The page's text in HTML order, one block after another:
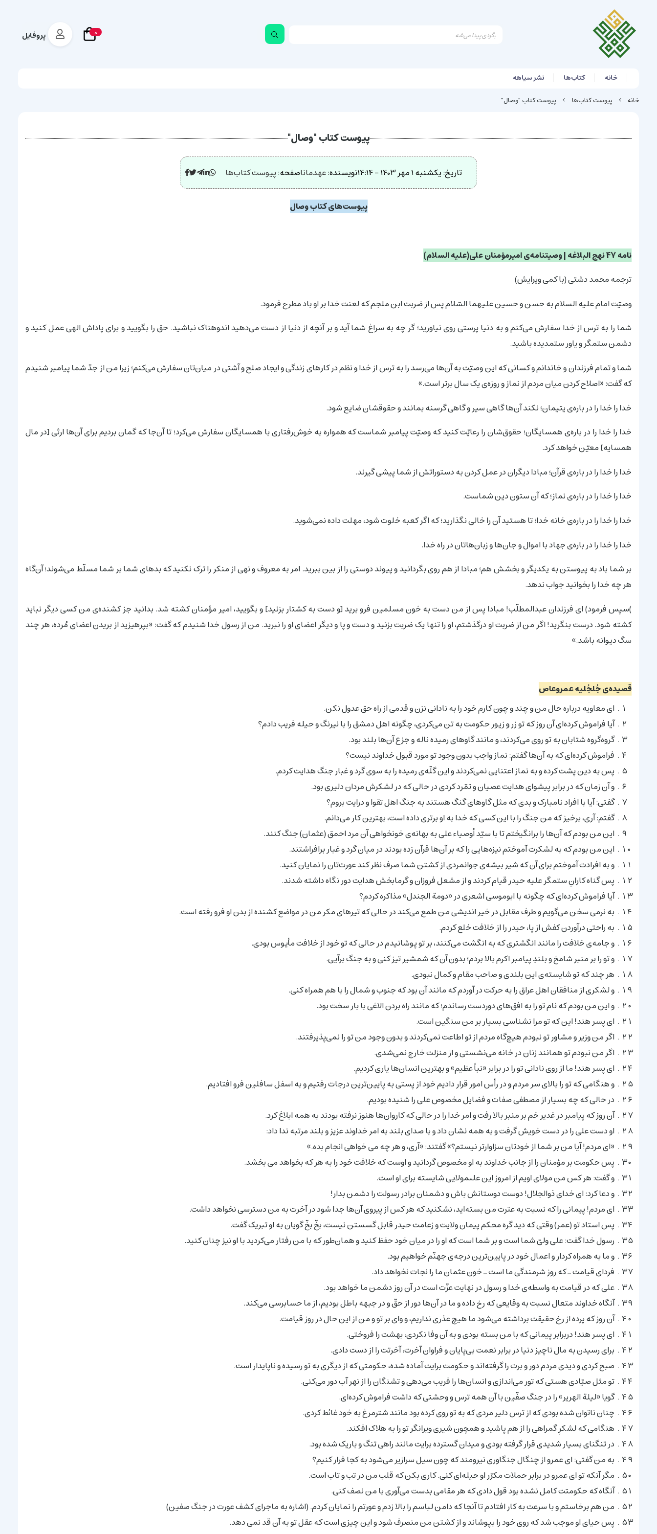
0 پروفایل
خانه کتاب‌ها
نشر سیاهه
خانه
پیوست کتاب‌ها پیوست کتاب "وصال"
پیوست کتاب "وصال"
تاریخ:یکشنبه 1 مهر 1403 - 14:14 نویسنده:عهدماناصفحه:پیوست کتاب‌ها
پیوست‌های کتاب وصال
نامه 47 نهج البلاغه | وصیتنامه‌ی امیرمؤمنان علی(علیه السلام)
ترجمه محمد دشتی (با کمی ویرایش)
وصیّت امام علیه السلام به حسن و حسین علیهما السّلام پس از ضربت ابن ملجم که لعنت خدا بر او باد مطرح فرمود.
شما را به ترس از خدا سفارش می‌کنم و به دنیا پرستی روی نیاورید؛ گر چه به سراغ شما آید و بر آنچه از دنیا از دست می‌دهید اندوهناک نباشید. حق را بگویید و برای پاداش الهی عمل کنید و
دشمن ستمگر و یاور ستمدیده باشید.
شما و تمام فرزندان و خاندانم و کسانی که این وصیّت به آن‌ها می‌رسد را به ترس از خدا و نظم در کارهای زندگی و ایجاد صلح و آشتی در میان‌تان سفارش می‌کنم؛ زیرا من از جدّ شما پیامبر شنیدم
که گفت: «اصلاح کردن میان مردم از نماز و روزه‌ی یک سال برتر است.»
خدا را خدا را در باره‌ی یتیمان؛ نکند آن‌ها گاهی سیر و گاهی گرسنه بمانند و حقوقشان ضایع شود.
خدا را خدا را در باره‌ی همسایگان؛ حقوق‌شان را رعایّت کنید که وصیّت پیامبر شماست که همواره به خوش‌رفتاری با همسایگان سفارش می‌کرد؛ تا آن‌جا که گمان بردیم برای آن‌ها ارثی [در مال
همسایه] معیّن خواهد کرد.
خدا را خدا را در باره‌ی قرآن؛ مبادا دیگران در عمل کردن به دستوراتش از شما پیشی گیرند.
خدا را خدا را در باره‌ی نماز؛ که آن ستون دین شماست.
خدا را خدا را در باره‌ی خانه خدا؛ تا هستید آن را خالی نگذارید؛ که اگر کعبه خلوت شود، مهلت داده نمی‌شوید.
خدا را خدا را در باره‌ی جهاد با اموال و جان‌ها و زبان‌هاتان در راه خدا.
بر شما باد به پیوستن به یکدیگر و بخشش هم؛ مبادا از هم روی بگردانید و پیوند دوستی را از بین ببرید. امر به معروف و نهی از منکر را ترک نکنید که بدهای شما بر شما مسلّط می‌شوند؛ آن‌گاه
هر چه خدا را بخوانید جواب ندهد.
)سپس فرمود) ای فرزندان عبدالمطلّب! مبادا پس از من دست به خون مسلمین فرو برید [و دست به کشتار بزنید] و بگویید، امیر مؤمنان کشته شد. بدانید جز کشنده‌ی من کسی دیگر نباید
کشته شود. درست بنگرید! اگر من از ضربت او درگذشتم، او را تنها یک ضربت بزنید و دست و پا و دیگر اعضای او را نبرید. من از رسول خدا شنیدم که گفت: «بپرهیزید از بریدن اعضای مُرده، هر چند
سگ دیوانه باشد.»
قصیده‌ی جُلجُلیه عمروعاص
اى معاویه درباره حال من و چند و چون کارم خود را به نادانى نزن و قدمى از راه حق عدول نکن.
آیا فراموش کرده‌اى آن روز که تو زر و زیور حکومت به تن مى‌کردى، چگونه اهل دمشق را با نیرنگ و حیله فریب دادم؟
گروه‌گروه شتابان به تو روى مى‌کردند، و مانند گاوهاى رمیده ناله و جزع آن‌ها بلند بود.
فراموش کرده‌اى که به آن‌ها گفتم: نماز واجب بدون وجود تو مورد قبول خداوند نیست؟
پس به دین پشت کرده و به نماز اعتنایى نمى‌کردند و این گلّه‌ی رمیده را به سوى گرد و غبار جنگ هدایت کردم.
و آن زمان که در برابر پیشواى هدایت عصیان و تمّرد کردى در حالى که در لشکرش مردان دلیرى بود.
گفتى: آیا با افراد نامبارک و بدى که مثل گاوهاى گنگ هستند به جنگ اهل تقوا و درایت بروم؟
گفتم: آرى، برخیز که من جنگ را با این کسى که خدا به او برترى داده است، بهترین کار مى‌دانم.
این من بودم که آن‌ها را برانگیختم تا با سیّد أوصیاء على به بهانه‌ی خونخواهى آن مرد احمق (عثمان) جنگ کنند.
این من بودم که به لشکرت آموختم نیزه‌هایى را که بر آن‌ها قرآن زده بودند در میان گرد و غبار برافراشتند.
و به افرادت آموختم براى آن که شیر بیشه‌ی جوانمردى از کشتن شما صرف نظر کند عورت‌تان را نمایان کنید.
پس گناه کارانِ ستمگر علیه حیدر قیام کردند و از مشعل فروزان و گرمابخش هدایت دور نگاه داشته شدند.
آیا فراموش کرده‌اى که چگونه با ابوموسى اشعرى در «دومة الجندل» مذاکره کردم؟
به نرمى سخن مى‌گویم و طرف مقابل در خیر اندیشى من طمع مى‌کند در حالى که تیرهاى مکر من در مواضع کشنده از بدن او فرو رفته است.
به راحتى درآوردن کفش از پا، حیدر را از خلافت خلع کردم.
و جامه‌ی خلافت را مانند انگشترى که به انگشت مى‌کنند، بر تو پوشانیدم در حالى که تو خود از خلافت مأیوس بودى.
و تو را بر منبر شامخ و بلندِ پیامبر اکرم بالا بردم؛ بدون آن که شمشیر تیز کنى و به جنگ برآیى.
هر چند که تو شایسته‌ی این بلندى و صاحب مقام و کمال نبودى.
و لشکرى از منافقان اهل عراق را به حرکت در آوردم که مانند آن بود که جنوب و شمال را با هم همراه کنى.
و این من بودم که نام تو را به افق‌هاى دوردست رساندم؛ که مانند راه بردن الاغى با بار سخت بود.
اى پسر هند! این که تو مرا نشناسى بسیار بر من سنگین است.
اگر من وزیر و مشاور تو نبودم هیچ‌گاه مردم از تو اطاعت نمى‌کردند و بدون وجود من تو را نمى‌پذیرفتند.
اگر من نبودم تو همانند زنان در خانه مى‌نشستى و از منزلت خارج نمى‌شدى.
اى پسر هند! ما از روى نادانى تو را در برابر «نبأ عظیم» و بهترین انسان‌ها یارى کردیم.
و هنگامى که تو را بالاى سر مردم و در رأس امور قرار دادیم خود از پستى به پایین‌ترین درجات رفتیم و به اسفل سافلین فرو افتادیم.
در حالى که چه بسیار از مصطفى صفات و فضایل مخصوص على را شنیده بودیم.
آن روز که پیامبر در غدیر خم بر منبر بالا رفت و امر خدا را در حالى که کاروان‌ها هنوز نرفته بودند به همه ابلاغ کرد.
او دست على را در دست خویش گرفت و به همه نشان داد و با صداى بلند به امر خداوند عزیز و بلند مرتبه ندا داد:
«اى مردم! آیا من بر شما از خودتان سزاوارتر نیستم؟» گفتند: «آرى، و هر چه مى خواهى انجام بده.»
پس حکومت بر مؤمنان را از جانب خداوند به او مخصوص گردانید و اوست که خلافت خود را به هر که بخواهد مى بخشد.
و گفت: هر کس من مولاى اویم از امروز این علىمولایى شایسته براى او است.
و دعا کرد: اى خدای ذوالجلال! دوست دوستانش باش و دشمنان برادر رسولت را دشمن بدار!
اى مردم! پیمانى را که نسبت به عترت من بسته‌اید، نشکنید که هر کس از پیروى آن‌ها جدا شود در آخرت به من دسترسى نخواهد داشت.
پس استاد تو (عمر) وقتى که دید گره محکم پیمان ولایت و زعامت حیدر قابل گسستن نیست، بخّ بخّ گویان به او تبریک گفت.
رسول خدا گفت: على ولىّ شما است و بر شما است که او را در میان خود حفظ کنید و همان‌طور که با من رفتار مى‌کردید با او نیز چنان کنید.
و ما به همراه کردار و اعمال خود در پایین‌ترین درجه‌ی جهنّم خواهیم بود.
فرداى قیامت ـ که روز شرمندگى ما است ـ خون عثمان ما را نجات نخواهد داد.
على که در قیامت به واسطه‌ی خدا و رسول در نهایت عزّت است در آن روز دشمن ما خواهد بود.
آنگاه خداوند متعال نسبت به وقایعى که رخ داده و ما در آن‌ها دور از حقّ و در جبهه باطل بودیم، از ما حسابرسى مى‌کند.
آن روز که پرده از رخ حقیقت برداشته مى‌شود ما هیچ عذرى نداریم، و واى بر تو و من از این حال در روز قیامت.
اى پسر هند! دربرابر پیمانى که با من بسته بودى و به آن وفا نکردى، بهشت را فروختى.
براى رسیدن به مال ناچیز دنیا در برابر نعمت بى‌پایان و فراوان آخرت، آخرتت را از دست دادى.
صبح کردى و دیدى مردم دور و برت را گرفته‌اند و حکومت برایت آماده شده، حکومتى که از دیگرى به تو رسیده و ناپایدار است.
تو مثل صیّادى هستی که تور مى‌اندازی و انسان‌ها را فریب مى‌دهى و تشنگان را از نهر آب دور مى‌کنى.
گویا «لیلة الهریر» را در جنگ صفّین با آن همه ترس و وحشتى که داشت فراموش کرده‌اى.
چنان ناتوان شده بودى که از ترس دلیر مردى که به تو روى کرده بود مانند شترمرغ به خود غائط کردى.
هنگامى که لشکرِ گمراهى را از هم پاشید و همچون شیرى ویرانگر تو را به هلاک افکند.
در تنگناى بسیار شدیدى قرار گرفته بودى و میدان گسترده برایت مانند راهی تنگ و باریک شده بود.
به من گفتى: اى عمرو از چنگال جنگاورى نیرومند که چون سیل سرازیر مى‌شود به کجا فرار کنیم؟
مگر آنکه تو اى عمرو در برابر حملات مکرّر او حیله‌اى کنى. کارى بکن که قلب من در تب و تاب است.
آنگاه که حکومتت کامل نشده بود قول دادى که هر مقامى بدست مى‌آورى با من نصف کنى.
من هم برخاستم و با سرعت به کار افتادم تا آنجا که دامن لباسم را بالا زدم و عورتم را نمایان کردم. (اشاره به ماجرای کشف عورت در جنگ صفین)
پس حیاى او موجب شد که روى خود را بپوشاند و از کشتن من منصرف شود و این چیزى است که عقل تو به آن قد نمى دهد.